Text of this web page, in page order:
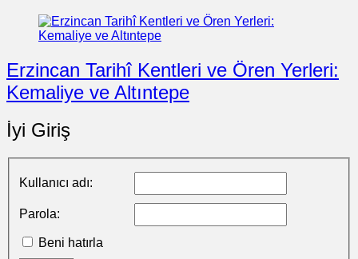
Erzincan Tarihî Kentleri ve Ören Yerleri:
Kemaliye ve Altıntepe
İyi Giriş
Kullanıcı adı:
Parola:
Beni hatırla